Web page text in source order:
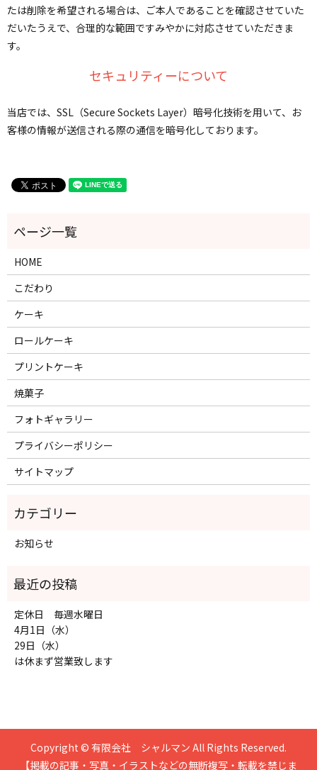
たは削除を希望される場合は、ご本人であることを確認させていた
だいたうえで、合理的な範囲ですみやかに対応させていただきま
す。
セキュリティーについて
当店では、SSL（Secure Sockets Layer）暗号化技術を用いて、お
客様の情報が送信される際の通信を暗号化しております。
HOME
こだわり
ケーキ
ロールケーキ
プリントケーキ
焼菓子
フォトギャラリー
プライバシーポリシー
サイトマップ
お知らせ
定休日 毎週水曜日
4月1日（水）
29日（水）
は休まず営業致します
Copyright © 有限会社 シャルマン All Rights Reserved.
【掲載の記事・写真・イラストなどの無断複写・転載を禁じま